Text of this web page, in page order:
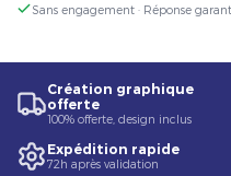
Sans engagement · Réponse
Création graphique
offerte
100% offerte, design inclus
Expédition rapide
72h après validation